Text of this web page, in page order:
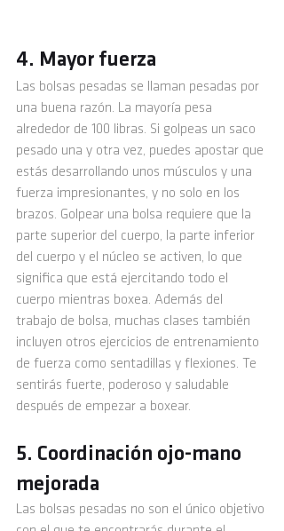
4. Mayor fuerza
Las bolsas pesadas se llaman pesadas por
una buena razón. La mayoría pesa
alrededor de 100 libras. Si golpeas un saco
pesado una y otra vez, puedes apostar que
estás desarrollando unos músculos y una
fuerza impresionantes, y no solo en los
brazos. Golpear una bolsa requiere que la
parte superior del cuerpo, la parte inferior
del cuerpo y el núcleo se activen, lo que
significa que está ejercitando todo el
cuerpo mientras boxea. Además del
trabajo de bolsa, muchas clases también
incluyen otros ejercicios de entrenamiento
de fuerza como sentadillas y flexiones. Te
sentirás fuerte, poderoso y saludable
después de empezar a boxear.
5. Coordinación ojo-mano
mejorada
Las bolsas pesadas no son el único objetivo